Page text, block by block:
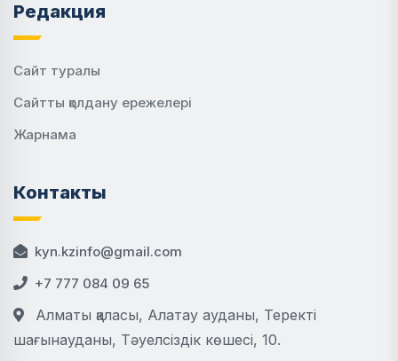
Редакция
Сайт туралы
Сайтты қолдану ережелері
Жарнама
Контакты
kyn.kzinfo@gmail.com
+7 777 084 09 65
Алматы қаласы, Алатау ауданы, Теректі
шағынауданы, Тәуелсіздік көшесі, 10.